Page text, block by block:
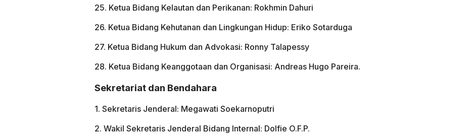
25. Ketua Bidang Kelautan dan Perikanan: Rokhmin Dahuri
26. Ketua Bidang Kehutanan dan Lingkungan Hidup: Eriko Sotarduga
27. Ketua Bidang Hukum dan Advokasi: Ronny Talapessy
28. Ketua Bidang Keanggotaan dan Organisasi: Andreas Hugo Pareira.
Sekretariat dan Bendahara
1. Sekretaris Jenderal: Megawati Soekarnoputri
2. Wakil Sekretaris Jenderal Bidang Internal: Dolfie O.F.P.